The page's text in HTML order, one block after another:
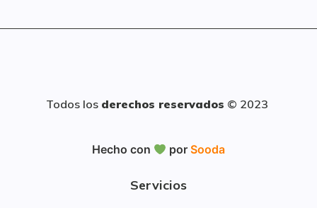
Todos los derechos reservados © 2023
Hecho con porSooda
Servicios